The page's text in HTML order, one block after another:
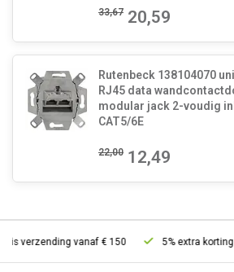
33,67 20,59
Rutenbeck 138104070
RJ45 data
modular jack 2-voudig
CAT5/6E
22,00 12,49
verzending vanaf € 150 5% extra korting